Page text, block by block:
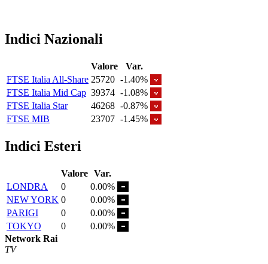
Indici Nazionali
Valore
Var.
FTSE Italia All-Share 25720 -1.40%
FTSE Italia Mid Cap 39374 -1.08%
FTSE Italia Star
46268 -0.87%
FTSE MIB
23707 -1.45%
Indici Esteri
Valore Var.
LONDRA
0
0.00%
NEW YORK 0
0.00%
PARIGI
0
0.00%
TOKYO
0
0.00%
Network Rai
TV